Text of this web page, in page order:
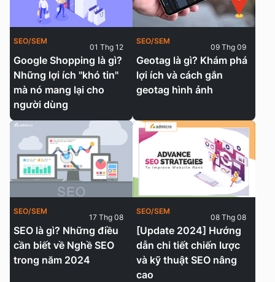
Google Shopping là gì?
Những lợi ích "khó tin"
mà nó mang lại cho
người dùng
SEO/SEM
01 Thg 12
Geotag là gì? Khám phá
lợi ích và cách gắn
geotag hình ảnh
SEO/SEM
09 Thg 09
SEO là gì? Những điều
cần biết về Nghề SEO
trong năm 2024
SEO/SEM
17 Thg 08
[Update 2024] Hướng
dẫn chi tiết chiến lược
và kỹ thuật SEO nâng
cao
SEO/SEM
08 Thg 08